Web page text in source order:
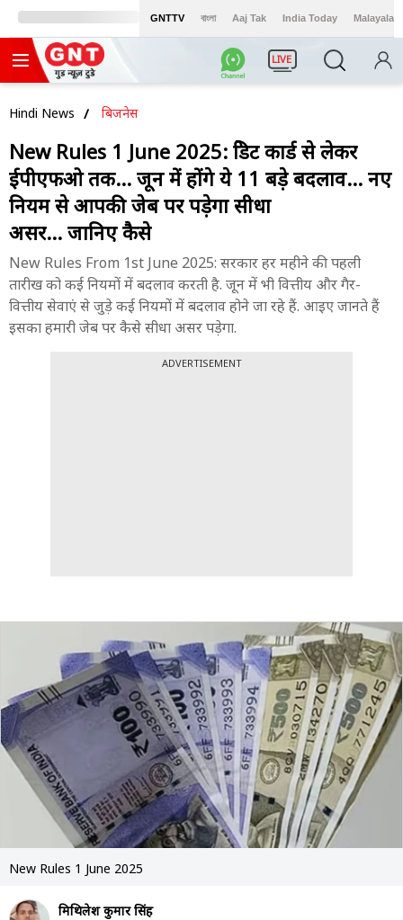
GNTTV বাংলা Aaj Tak India Today Malayalam
LIVE
Hindi News बिजनेस
New Rules 1 June 2025: क्रेडिट कार्ड से लेकर
ईपीएफओ तक... जून में होंगे ये 11 बड़े बदलाव... नए
नियम से आपकी जेब पर पड़ेगा सीधा
असर... जानिए कैसे
New Rules From 1st June 2025: सरकार हर महीने की पहली
तारीख को कई नियमों में बदलाव करती है. जून में भी वित्तीय और गैर-
वित्तीय सेवाएं से जुड़े कई नियमों में बदलाव होने जा रहे हैं. आइए जानते हैं
इसका हमारी जेब पर कैसे सीधा असर पड़ेगा.
ADVERTISEMENT
New Rules 1 June 2025
मिथिलेश कुमार सिंह